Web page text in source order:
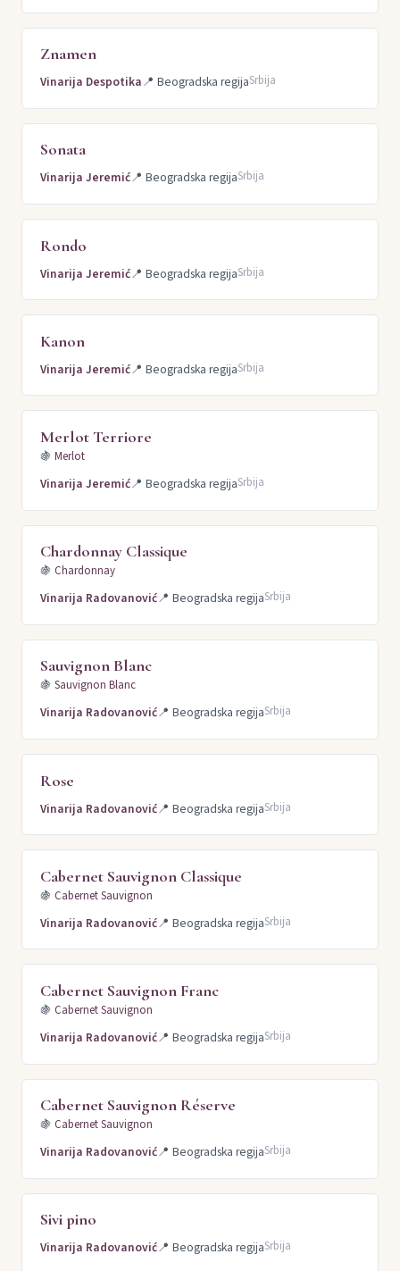
Znamen
Vinarija Despotika📍 Beogradska regijaSrbija
Sonata
Vinarija Jeremić📍 Beogradska regijaSrbija
Rondo
Vinarija Jeremić📍 Beogradska regijaSrbija
Kanon
Vinarija Jeremić📍 Beogradska regijaSrbija
Merlot Terriore
🍇 Merlot
Vinarija Jeremić📍 Beogradska regijaSrbija
Chardonnay Classique
🍇 Chardonnay
Vinarija Radovanović📍 Beogradska regijaSrbija
Sauvignon Blanc
🍇 Sauvignon Blanc
Vinarija Radovanović📍 Beogradska regijaSrbija
Rose
Vinarija Radovanović📍 Beogradska regijaSrbija
Cabernet Sauvignon Classique
🍇 Cabernet Sauvignon
Vinarija Radovanović📍 Beogradska regijaSrbija
Cabernet Sauvignon Franc
🍇 Cabernet Sauvignon
Vinarija Radovanović📍 Beogradska regijaSrbija
Cabernet Sauvignon Réserve
🍇 Cabernet Sauvignon
Vinarija Radovanović📍 Beogradska regijaSrbija
Sivi pino
Vinarija Radovanović📍 Beogradska regijaSrbija